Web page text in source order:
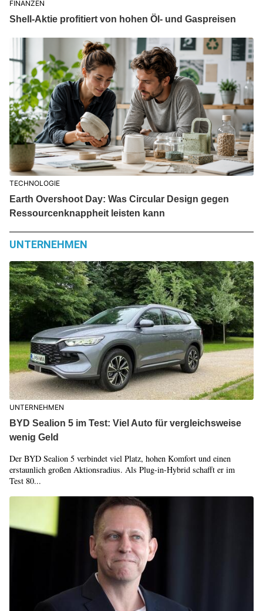
FINANZEN
Shell-Aktie profitiert von hohen Öl- und Gaspreisen
TECHNOLOGIE
Earth Overshoot Day: Was Circular Design gegen
Ressourcenknappheit leisten kann
UNTERNEHMEN
UNTERNEHMEN
BYD Sealion 5 im Test: Viel Auto für vergleichsweise
wenig Geld
Der BYD Sealion 5 verbindet viel Platz, hohen Komfort und einen
erstaunlich großen Aktionsradius. Als Plug-in-Hybrid schafft er im
Test 80...